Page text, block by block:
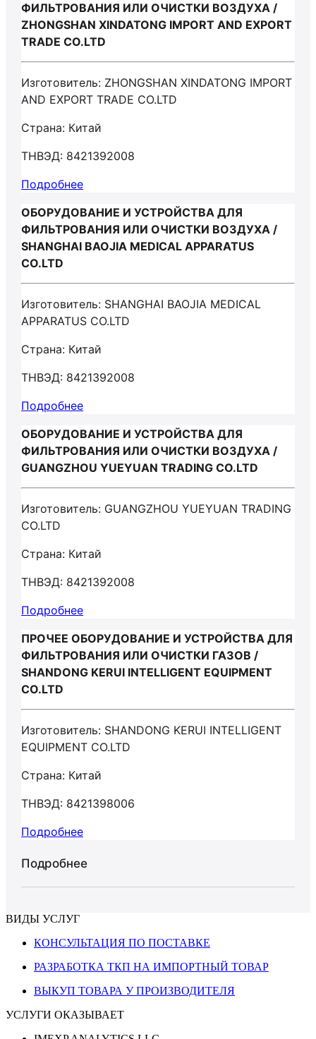
ФИЛЬТРОВАНИЯ ИЛИ ОЧИСТКИ ВОЗДУХА /
ZHONGSHAN XINDATONG IMPORT AND EXPORT
TRADE CO.LTD
Изготовитель: ZHONGSHAN XINDATONG IMPORT
AND EXPORT TRADE CO.LTD
Страна: Китай
ТНВЭД: 8421392008
Подробнее
ОБОРУДОВАНИЕ И УСТРОЙСТВА ДЛЯ
ФИЛЬТРОВАНИЯ ИЛИ ОЧИСТКИ ВОЗДУХА /
SHANGHAI BAOJIA MEDICAL APPARATUS
CO.LTD
Изготовитель: SHANGHAI BAOJIA MEDICAL
APPARATUS CO.LTD
Страна: Китай
ТНВЭД: 8421392008
Подробнее
ОБОРУДОВАНИЕ И УСТРОЙСТВА ДЛЯ
ФИЛЬТРОВАНИЯ ИЛИ ОЧИСТКИ ВОЗДУХА /
GUANGZHOU YUEYUAN TRADING CO.LTD
Изготовитель: GUANGZHOU YUEYUAN TRADING
CO.LTD
Страна: Китай
ТНВЭД: 8421392008
Подробнее
ПРОЧЕЕ ОБОРУДОВАНИЕ И УСТРОЙСТВА ДЛЯ
ФИЛЬТРОВАНИЯ ИЛИ ОЧИСТКИ ГАЗОВ /
SHANDONG KERUI INTELLIGENT EQUIPMENT
CO.LTD
Изготовитель: SHANDONG KERUI INTELLIGENT
EQUIPMENT CO.LTD
Страна: Китай
ТНВЭД: 8421398006
Подробнее
Подробнее
ВИДЫ УСЛУГ
КОНСУЛЬТАЦИЯ ПО ПОСТАВКЕ
РАЗРАБОТКА ТКП НА ИМПОРТНЫЙ ТОВАР
ВЫКУП ТОВАРА У ПРОИЗВОДИТЕЛЯ
УСЛУГИ ОКАЗЫВАЕТ